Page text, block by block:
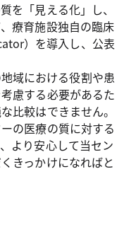
を「見える化」し、
療育施設独自の臨床
）を導入し、公表
域における役割や患
慮する必要があるた
比較はできません。
の医療の質に対する
より安心して当セン
きっかけになればと